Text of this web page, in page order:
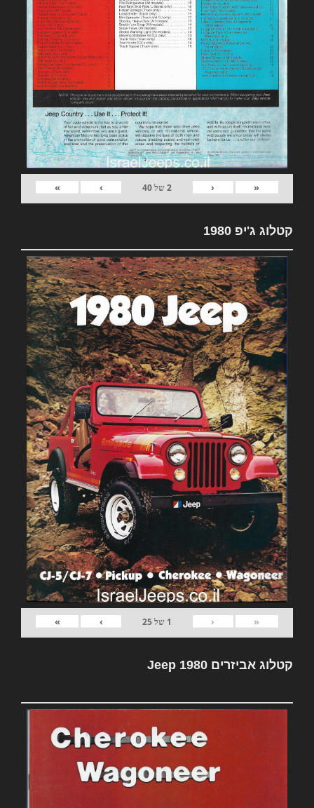
«
‹
2של40
›
»
קטלוג ג'יפ 1980
«
‹
1 של25
›
»
קטלוג אביזרים Jeep 1980